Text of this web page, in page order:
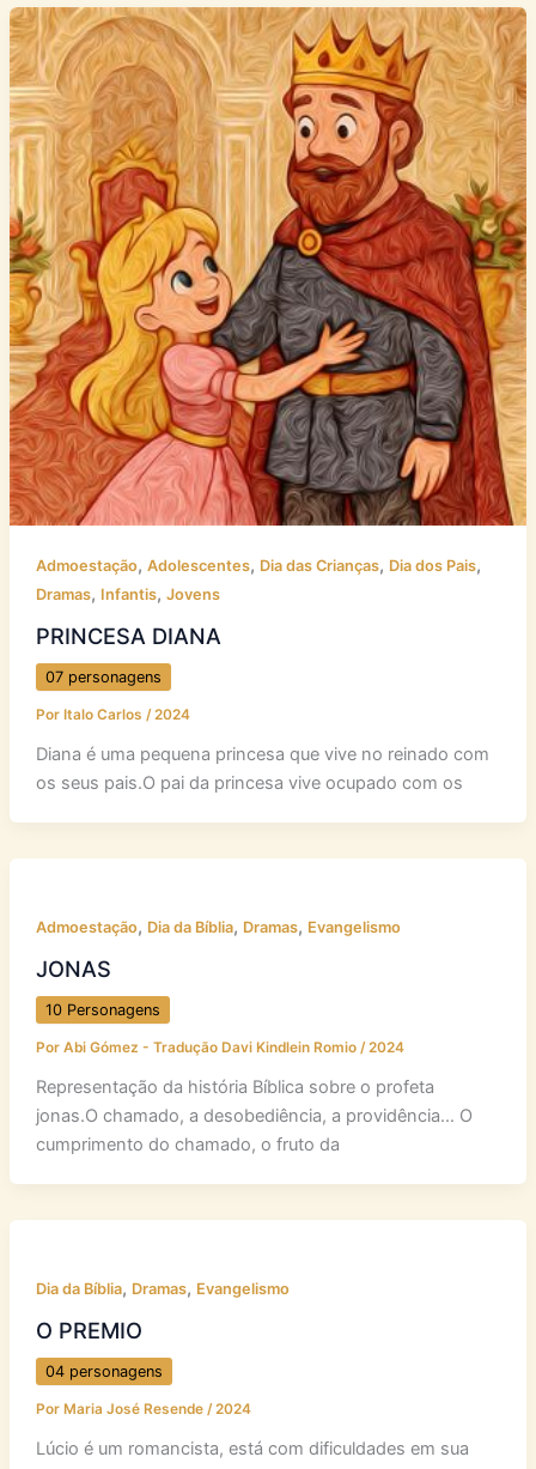
Admoestação, Adolescentes, Dia das Crianças, Dia dos Pais,
Dramas, Infantis, Jovens
PRINCESA DIANA
07 personagens
Por Italo Carlos /2024
Diana é uma pequena princesa que vive no reinado com
os seus pais.O pai da princesa vive ocupado com os
Admoestação, Dia da Bíblia, Dramas, Evangelismo
JONAS
10 Personagens
Por Abi Gómez - Tradução Davi Kindlein Romio /2024
Representação da história Bíblica sobre o profeta
jonas.O chamado, a desobediência, a providência… O
cumprimento do chamado, o fruto da
Dia da Bíblia, Dramas, Evangelismo
O PREMIO
04 personagens
Por Maria José Resende /2024
Lúcio é um romancista, está com dificuldades em sua